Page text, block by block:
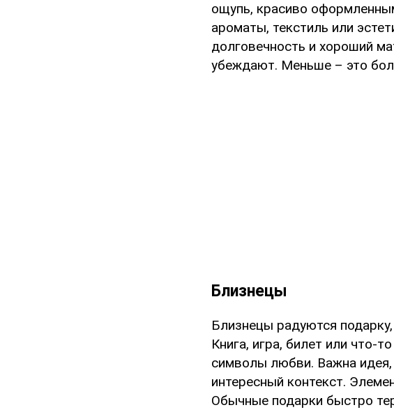
ощупь, красиво
ароматы, текстиль или
долговечность и хороший
убеждают. Меньше – это
Близнецы
Близнецы радуются
Книга, игра, билет или что-
символы любви. Важна
интересный контекст.
Обычные подарки быстро